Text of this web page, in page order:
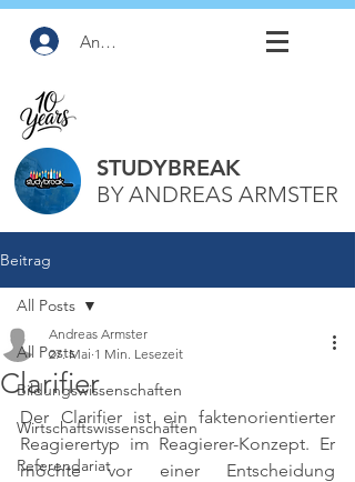
Anmelden
STUDYBREAK
BY ANDREAS ARMSTER
Beitrag
All Posts
Bildungswissenschaften
Wirtschaftswissenschaften
Referendariat
All Posts
Clarifier
Andreas Armster
27. Mai 1 Min. Lesezeit
Der Clarifier ist ein faktenorientierter
Reagierertyp im Reagierer-Konzept. Er
möchte vor einer Entscheidung